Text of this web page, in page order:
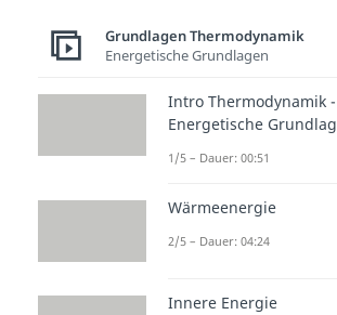
Grundlagen Thermodynamik
Energetische Grundlagen
Intro Thermodynamik -
Energetische
1/5 – Dauer: 00:51
Wärmeenergie
2/5 – Dauer: 04:24
Innere Energie